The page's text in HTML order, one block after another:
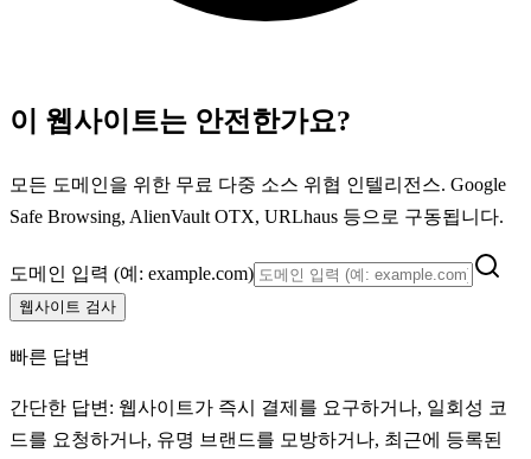
이 웹사이트는 안전한가요?
모든 도메인을 위한 무료 다중 소스 위협 인텔리전스. Google
Safe Browsing, AlienVault OTX, URLhaus 등으로 구동됩니다.
도메인 입력 (예: example.com)
웹사이트 검사
빠른 답변
간단한 답변: 웹사이트가 즉시 결제를 요구하거나, 일회성 코
드를 요청하거나, 유명 브랜드를 모방하거나, 최근에 등록된